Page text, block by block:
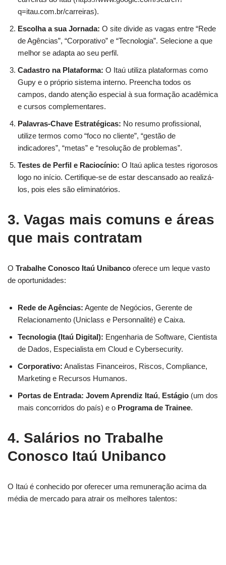
q=itau.com.br/carreiras).
Escolha a sua Jornada: O site divide as vagas entre “Rede
de Agências”, “Corporativo” e “Tecnologia”. Selecione a que
melhor se adapta ao seu perfil.
Cadastro na Plataforma: O Itaú utiliza plataformas como
Gupy e o próprio sistema interno. Preencha todos os
campos, dando atenção especial à sua formação acadêmica
e cursos complementares.
Palavras-Chave Estratégicas: No resumo profissional,
utilize termos como “foco no cliente”, “gestão de
indicadores”, “metas” e “resolução de problemas”.
Testes de Perfil e Raciocínio: O Itaú aplica testes rigorosos
logo no início. Certifique-se de estar descansado ao realizá-
los, pois eles são eliminatórios.
3. Vagas mais comuns e áreas
que mais contratam
O Trabalhe Conosco Itaú Unibanco oferece um leque vasto
de oportunidades:
Rede de Agências: Agente de Negócios, Gerente de
Relacionamento (Uniclass e Personnalité) e Caixa.
Tecnologia (Itaú Digital): Engenharia de Software, Cientista
de Dados, Especialista em Cloud e Cybersecurity.
Corporativo: Analistas Financeiros, Riscos, Compliance,
Marketing e Recursos Humanos.
Portas de Entrada: Jovem Aprendiz Itaú, Estágio (um dos
mais concorridos do país) e o Programa de Trainee.
4. Salários no Trabalhe
Conosco Itaú Unibanco
O Itaú é conhecido por oferecer uma remuneração acima da
média de mercado para atrair os melhores talentos: